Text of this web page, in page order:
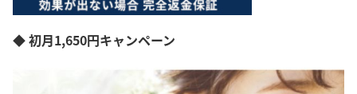
◆ 初月1,650円キャンペーン